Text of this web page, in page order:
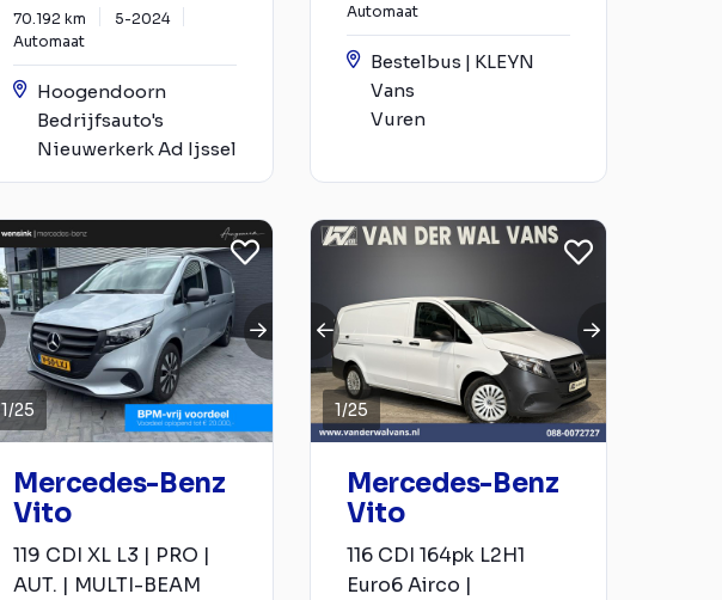
70.192 km
5-2024
Automaat
Hoogendoorn
Bedrijfsauto's
Nieuwerkerk Ad Ijssel
Automaat
Bestelbus | KLEYN
Vans
Vuren
1/25
Mercedes-Benz
Vito
119 CDI XL L3 | PRO |
AUT. | MULTI-BEAM
1/25
Mercedes-Benz
Vito
116 CDI 164pk L2H1
Euro6 Airco |